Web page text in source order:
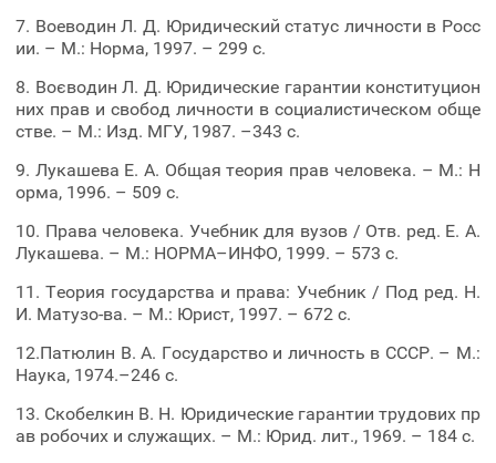
7. Воеводин Л. Д. Юридический статус личности в Росс
ии. – М.: Норма, 1997. – 299 с.
8. Воєводин Л. Д. Юридические гарантии конституцион
них прав и свобод личности в социалистическом обще
стве. – М.: Изд. МГУ, 1987. –343 с.
9. Лукашева Е. А. Общая теория прав человека. – М.: Н
орма, 1996. – 509 с.
10. Права человека. Учебник для вузов / Отв. ред. Е. А.
Лукашева. – М.: НОРМА–ИНФО, 1999. – 573 с.
11. Теория государства и права: Учебник / Под ред. Н.
И. Матузо-ва. – М.: Юрист, 1997. – 672 с.
12.Патюлин В. А. Государство и личность в СССР. – М.:
Наука, 1974.–246 с.
13. Скобелкин В. Н. Юридические гарантии трудових пр
ав робочих и служащих. – М.: Юрид. лит., 1969. – 184 с.